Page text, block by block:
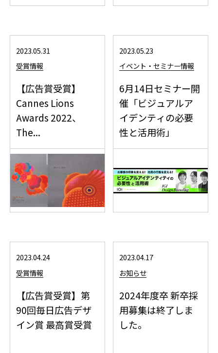
2023.05.31
受賞情報
【広告賞受賞】
Cannes Lions
Awards 2022、
The...
2023.05.23
イベント・セミナー情報
6月14日セミナー開
催「ビジュアルア
イデンティの必要
性と活用術」
2023.04.24
受賞情報
【広告賞受賞】第
90回毎日広告デザ
イン賞 最高賞受賞
2023.04.17
お知らせ
2024年度卒 新卒採
用募集は終了しま
した。